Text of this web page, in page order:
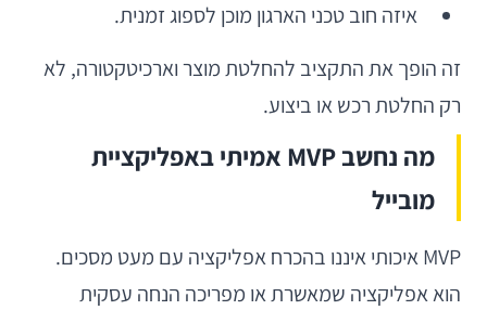
איזה חוב טכני הארגון מוכן לספוג זמנית.
זה הופך את התקציב להחלטת מוצר וארכיטקטורה, לא
רק החלטת רכש או ביצוע.
מה נחשב MVP אמיתי באפליקציית
מובייל
MVP איכותי איננו בהכרח אפליקציה עם מעט מסכים.
הוא אפליקציה שמאשרת או מפריכה הנחה עסקית